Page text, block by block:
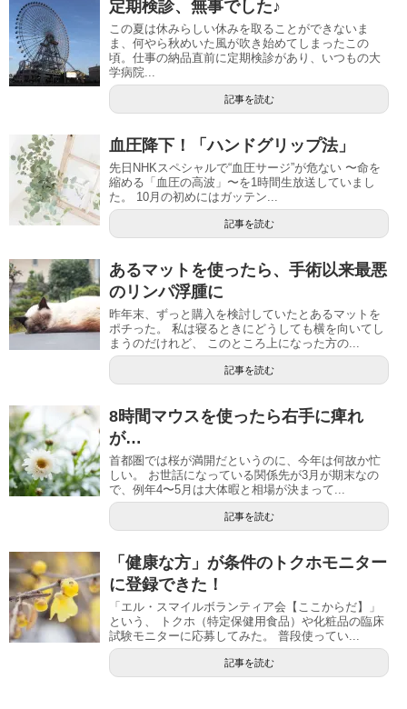
定期検診、無事でした♪
この夏は休みらしい休みを取ることができないま
ま、何やら秋めいた風が吹き始めてしまったこの
頃。仕事の納品直前に定期検診があり、いつもの大
学病院...
記事を読む
血圧降下！「ハンドグリップ法」
先日NHKスペシャルで“血圧サージ”が危ない 〜命を
縮める「血圧の高波」〜を1時間生放送していまし
た。 10月の初めにはガッテン...
記事を読む
あるマットを使ったら、手術以来最悪
のリンパ浮腫に
昨年末、ずっと購入を検討していたとあるマットを
ポチった。 私は寝るときにどうしても横を向いてし
まうのだけれど、 このところ上になった方の...
記事を読む
8時間マウスを使ったら右手に痺れ
が…
首都圏では桜が満開だというのに、今年は何故か忙
しい。 お世話になっている関係先が3月が期末なの
で、例年4〜5月は大体暇と相場が決まって...
記事を読む
「健康な方」が条件のトクホモニター
に登録できた！
「エル・スマイルボランティア会【ここからだ】」
という、 トクホ（特定保健用食品）や化粧品の臨床
試験モニターに応募してみた。 普段使ってい...
記事を読む